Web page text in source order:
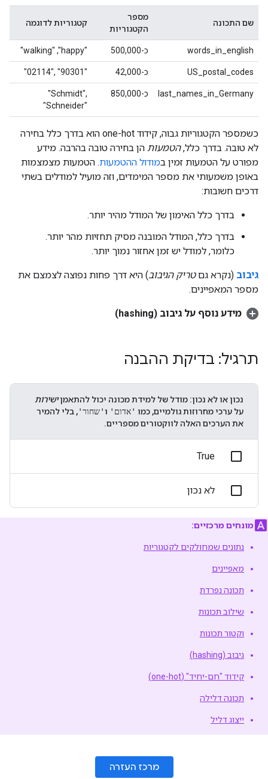
שם התכונה
מספר
הקטגוריות
קטגוריות לדוגמה
words_in_english כ-500,000 ‫"happy",‏ "walking"
US_postal_codes כ-42,000 ‪"02114", "90301"
last_names_in_Germany כ-850,000
‪"Schmidt",
"Schneider"
כשמספר הקטגוריות גבוה, קידוד one-hot הוא בדרך כלל בחירה
לא טובה. בדרך כלל,הטמעות הן בחירה טובה בהרבה. מידע
מפורט על הטמעות זמין במודול ההטמעות. הטמעות מצמצמות
באופן משמעותי את מספר המימדים, וזה מועיל למודלים בשתי
דרכים חשובות:
בדרך כלל האימון של המודל מהיר יותר.
בדרך כלל, המודל המובנה מסיק תחזיות מהר יותר.
כלומר, למודל יש זמן אחזור נמוך יותר.
גיבוב (נקרא גםטריק הגיבוב) היא דרך פחות נפוצה לצמצם את
מספר המאפיינים.
מידע נוסף על גיבוב (hashing)
תרגיל: בדיקת ההבנה
נכון או לא נכון: מודל של למידת מכונה יכול להתאמןישירות
על ערכי מחרוזות גולמיים, כמו 'אדום' ו'שחור', בלי להמיר
את הערכים האלה לווקטורים מספריים.
True
לא נכון
מונחים מרכזיים:
נתונים שמחולקים לקטגוריות
מאפיינים
תכונה נפרדת
שילוב תכונות
וקטור תכונות
גיבוב (hashing)
קידוד "חם-יחיד" (one-hot)
תכונה דלילה
ייצוג דליל
מרכז העזרה